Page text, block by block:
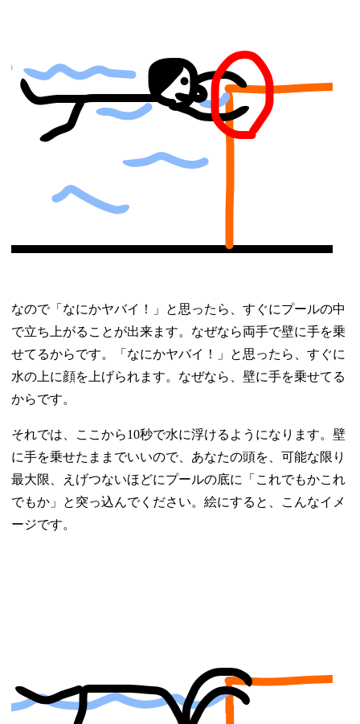
なので「なにかヤバイ！」と思ったら、すぐにプールの中
で立ち上がることが出来ます。なぜなら両手で壁に手を乗
せてるからです。「なにかヤバイ！」と思ったら、すぐに
水の上に顔を上げられます。なぜなら、壁に手を乗せてる
からです。
それでは、ここから10秒で水に浮けるようになります。壁
に手を乗せたままでいいので、あなたの頭を、可能な限り
最大限、えげつないほどにプールの底に「これでもかこれ
でもか」と突っ込んでください。絵にすると、こんなイメ
ージです。